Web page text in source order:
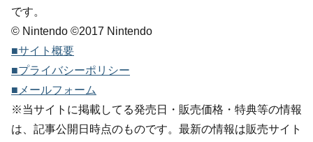
です。
© Nintendo ©2017 Nintendo
■サイト概要
■プライバシーポリシー
■メールフォーム
※当サイトに掲載してる発売日・販売価格・特典等の情報
は、記事公開日時点のものです。最新の情報は販売サイト